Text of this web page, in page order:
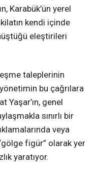
Karabük’ün yerel
kendi içinde
eleştirileri
taleplerinin
bu çağrılara
Yaşar’ın, genel
sınırlı bir
veya
figür” olarak yer
yaratıyor.